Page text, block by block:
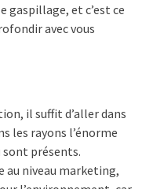
et c’est ce
avec vous
il suffit d’aller dans
les rayons l’énorme
présents.
au niveau marketing,